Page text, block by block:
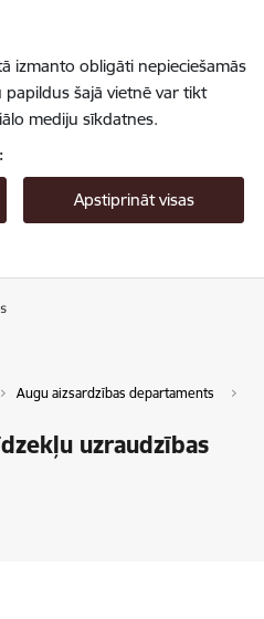
izmanto obligāti nepieciešamās
šajā vietnē var tikt
mediju sīkdatnes.
Apstiprināt visas
Augu aizsardzības departaments
uzraudzības